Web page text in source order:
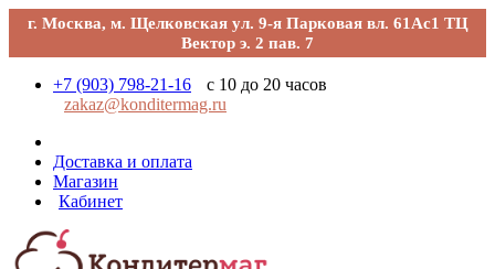
г. Москва, м. Щелковская ул. 9-я Парковая вл. 61Ас1 ТЦ
Вектор э. 2 пав. 7
+7 (903) 798-21-16
с 10 до 20 часов
zakaz@konditermag.ru
Доставка и оплата
Магазин
Кабинет